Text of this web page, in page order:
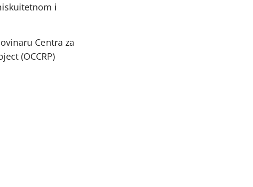
i
Centra za
(OCCRP)